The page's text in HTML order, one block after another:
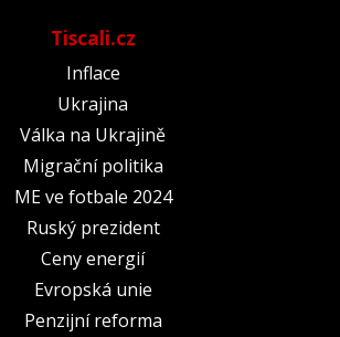
Tiscali.cz
Inflace
Ukrajina
Válka na Ukrajině
Migrační politika
ME ve fotbale 2024
Ruský prezident
Ceny energií
Evropská unie
Penzijní reforma